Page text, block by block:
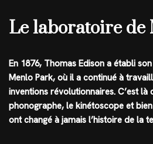
Le laboratoire de
En 1876, Thomas Edison a établi
Menlo Park, où il a continué à
inventions révolutionnaires. C’est là
phonographe, le kinétoscope et
ont changé à jamais l’histoire de la